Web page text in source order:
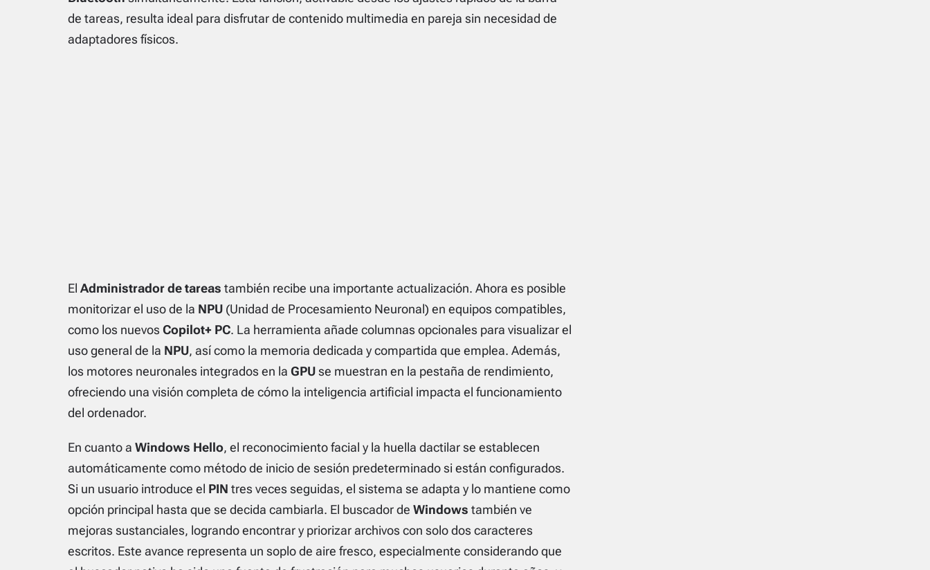
de tareas, resulta ideal para disfrutar de contenido multimedia en pareja sin necesidad de
adaptadores físicos.
El Administrador de tareas también recibe una importante actualización. Ahora es posible
monitorizar el uso de la NPU(Unidad de Procesamiento Neuronal) en equipos compatibles,
como los nuevosCopilot+ PC. La herramienta añade columnas opcionales para visualizar el
uso general de la NPU, así como la memoria dedicada y compartida que emplea. Además,
los motores neuronales integrados en la GPUse muestran en la pestaña de rendimiento,
ofreciendo una visión completa de cómo la inteligencia artificial impacta el funcionamiento
del ordenador.
En cuanto a Windows Hello, el reconocimiento facial y la huella dactilar se establecen
automáticamente como método de inicio de sesión predeterminado si están configurados.
Si un usuario introduce el PIN tres veces seguidas, el sistema se adapta y lo mantiene como
opción principal hasta que se decida cambiarla. El buscador de Windows también ve
mejoras sustanciales, logrando encontrar y priorizar archivos con solo dos caracteres
escritos. Este avance representa un soplo de aire fresco, especialmente considerando que